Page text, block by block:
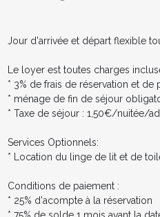
abords du Manoir, les près
propriété est déconseillée pour
trop "aventuriers"
Jour d'arrivée et départ flexible
Le loyer est toutes charges
* 3% de frais de réservation et de
* ménage de fin de séjour
* Taxe de séjour : 1,50€/nuitée/
Services Optionnels:
* Location du linge de lit et de
Conditions de paiement :
* 25% d'acompte à la réservation